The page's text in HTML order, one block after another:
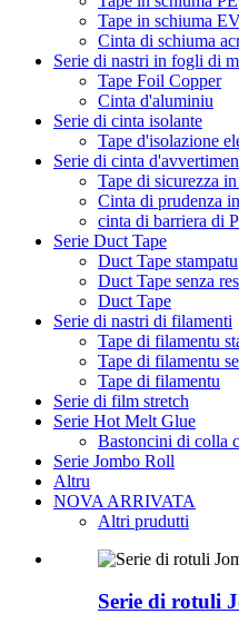
Tape in schiuma
Cinta di schiuma
Serie di nastri in fogli di
Tape Foil Copper
Cinta d'aluminiu
Serie di cinta isolante
Tape d'isolazione
Serie di cinta
Tape di sicurezza
Cinta di prudenza
cinta di barriera di
Serie Duct Tape
Duct Tape stampatu
Duct Tape senza
Duct Tape
Serie di nastri di filamenti
Tape di filamentu
Tape di filamentu
Tape di filamentu
Serie di film stretch
Serie Hot Melt Glue
Bastoncini di colla
Serie Jombo Roll
Altru
NOVA ARRIVATA
Altri prudutti
Serie di rotuli